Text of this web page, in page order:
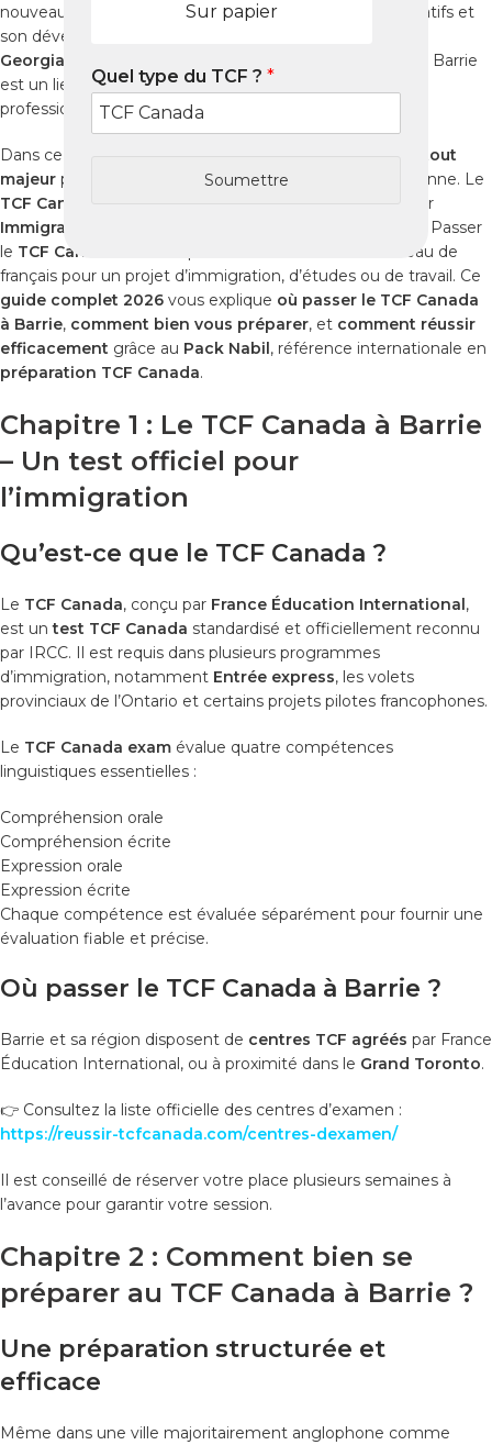
Sur papier
Quel type du TCF ? *
Soumettre
nouveaux immigrants grâce à ses établissements éducatifs et
son développement économique. Avec la présence du
Georgian College
et de plusieurs centres de formation, Barrie
est un lieu stratégique pour les projets académiques et
professionnels.
Dans ce contexte, la maîtrise du français constitue un
atout
majeur pour renforcer un dossier d’immigration canadienne. Le
TCF Canada
reconnu par
Immigration, Réfugiés et Citoyenneté Canada (IRCC)
. Passer
le TCF Canada à Barrie
permet de certifier votre niveau de
français pour un projet d’immigration, d’études ou de travail. Ce
guide complet 2026 vous explique où passer le TCF Canada
à Barrie, comment bien vous préparer, et comment réussir
efficacement grâce au Pack Nabil, référence internationale en
préparation TCF Canada.
Chapitre 1 : Le TCF Canada à Barrie
– Un test officiel pour
l’immigration
Qu’est-ce que le TCF Canada ?
Le TCF Canada, conçu par France Éducation International,
est untest TCF Canada standardisé et officiellement reconnu
par IRCC. Il est requis dans plusieurs programmes
d’immigration, notamment Entrée express, les volets
provinciaux de l’Ontario et certains projets pilotes francophones.
Le TCF Canada exam évalue quatre compétences
linguistiques essentielles :
Compréhension orale
Compréhension écrite
Expression orale
Expression écrite
Chaque compétence est évaluée séparément pour fournir une
évaluation fiable et précise.
Où passer le TCF Canada à Barrie ?
Barrie et sa région disposent de centres TCF agréés par France
Éducation International, ou à proximité dans le Grand Toronto.
👉 Consultez la liste officielle des centres d’examen :
https://reussir-tcfcanada.com/centres-dexamen/
Il est conseillé de réserver votre place plusieurs semaines à
l’avance pour garantir votre session.
Chapitre 2 : Comment bien se
préparer au TCF Canada à Barrie ?
Une préparation structurée et
efficace
Même dans une ville majoritairement anglophone comme